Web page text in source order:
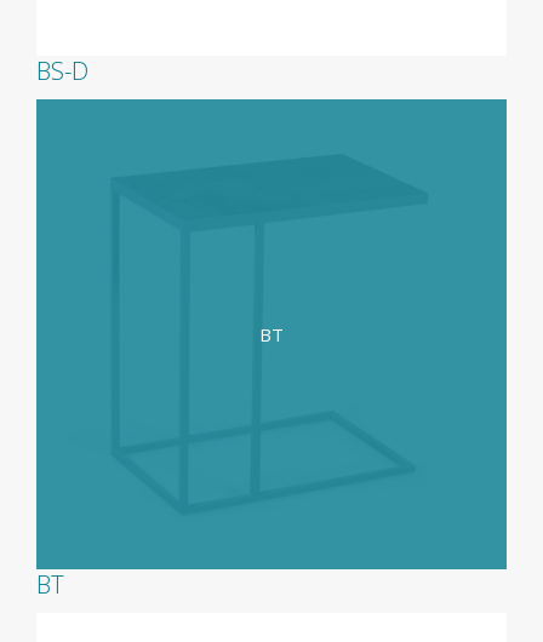
BS-D
BT
BT